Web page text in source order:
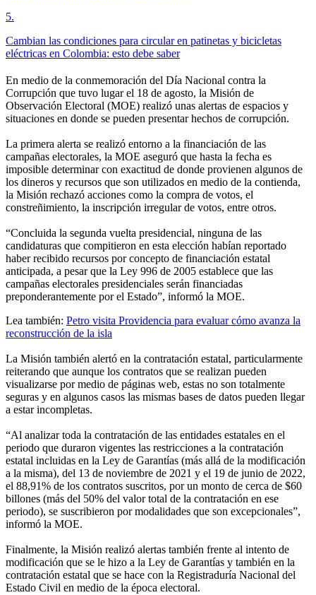
5.
Cambian las condiciones para circular en patinetas y bicicletas
eléctricas en Colombia: esto debe saber
En medio de la conmemoración del Día Nacional contra la
Corrupción que tuvo lugar el 18 de agosto, la Misión de
Observación Electoral (MOE) realizó unas alertas de espacios y
situaciones en donde se pueden presentar hechos de corrupción.
La primera alerta se realizó entorno a la financiación de las
campañas electorales, la MOE aseguró que hasta la fecha es
imposible determinar con exactitud de donde provienen algunos de
los dineros y recursos que son utilizados en medio de la contienda,
la Misión rechazó acciones como la compra de votos, el
constreñimiento, la inscripción irregular de votos, entre otros.
“Concluida la segunda vuelta presidencial, ninguna de las
candidaturas que compitieron en esta elección habían reportado
haber recibido recursos por concepto de financiación estatal
anticipada, a pesar que la Ley 996 de 2005 establece que las
campañas electorales presidenciales serán financiadas
preponderantemente por el Estado”, informó la MOE.
Lea también: Petro visita Providencia para evaluar cómo avanza la
reconstrucción de la isla
La Misión también alertó en la contratación estatal, particularmente
reiterando que aunque los contratos que se realizan pueden
visualizarse por medio de páginas web, estas no son totalmente
seguras y en algunos casos las mismas bases de datos pueden llegar
a estar incompletas.
“Al analizar toda la contratación de las entidades estatales en el
periodo que duraron vigentes las restricciones a la contratación
estatal incluidas en la Ley de Garantías (más allá de la modificación
a la misma), del 13 de noviembre de 2021 y el 19 de junio de 2022,
el 88,91% de los contratos suscritos, por un monto de cerca de $60
billones (más del 50% del valor total de la contratación en ese
periodo), se suscribieron por modalidades que son excepcionales”,
informó la MOE.
Finalmente, la Misión realizó alertas también frente al intento de
modificación que se le hizo a la Ley de Garantías y también en la
contratación estatal que se hace con la Registraduría Nacional del
Estado Civil en medio de la época electoral.